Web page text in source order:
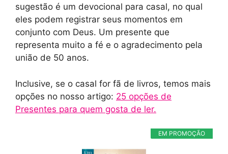
sugestão é um devocional para casal, no qual
eles podem registrar seus momentos em
conjunto com Deus. Um presente que
representa muito a fé e o agradecimento pela
união de 50 anos.
Inclusive, se o casal for fã de livros, temos mais
opções no nosso artigo: 25 opções de
Presentes para quem gosta de ler.
EM PROMOÇÃO